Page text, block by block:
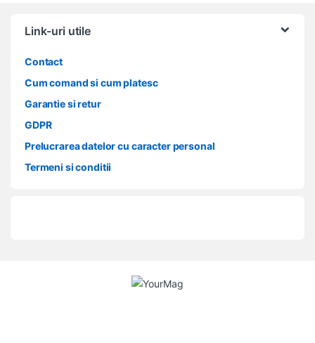
Link-uri utile
Contact
Cum comand si cum platesc
Garantie si retur
GDPR
Prelucrarea datelor cu caracter personal
Termeni si conditii